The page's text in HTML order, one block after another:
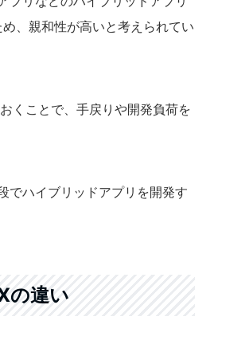
、親和性が高いと考えられてい
くことで、手戻りや開発負荷を
でハイブリッドアプリを開発す
の違い